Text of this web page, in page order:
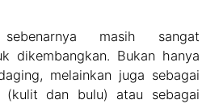
masih sangat
dikembangkan. Bukan hanya
melainkan juga sebagai
(kulit dan bulu) atau sebagai